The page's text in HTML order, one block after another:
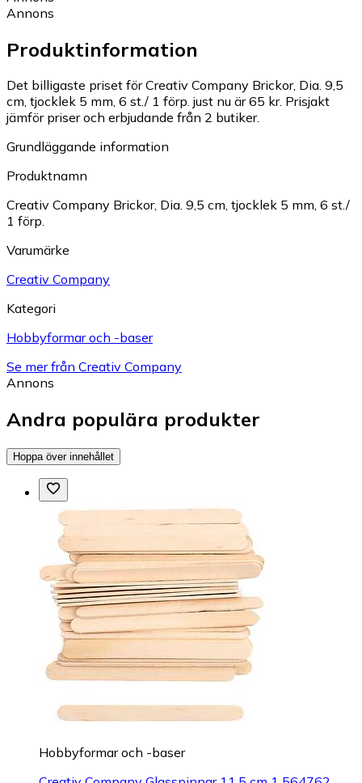
Annons
Produktinformation
Det billigaste priset för Creativ Company Brickor, Dia. 9,5
cm, tjocklek 5 mm, 6 st./ 1 förp. just nu är 65 kr. Prisjakt
jämför priser och erbjudande från 2 butiker.
Grundläggande information
Produktnamn
Creativ Company Brickor, Dia. 9,5 cm, tjocklek 5 mm, 6 st./
1 förp.
Varumärke
Creativ Company
Kategori
Hobbyformar och -baser
Se mer från Creativ Company
Annons
Andra populära produkter
Hoppa över innehållet
Hobbyformar och -baser